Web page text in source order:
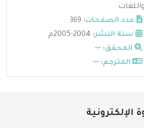
واللغات
عدد الصفحات:
سنة النشر:
المحقق: ---
المترجم: ---
الإلكترونية